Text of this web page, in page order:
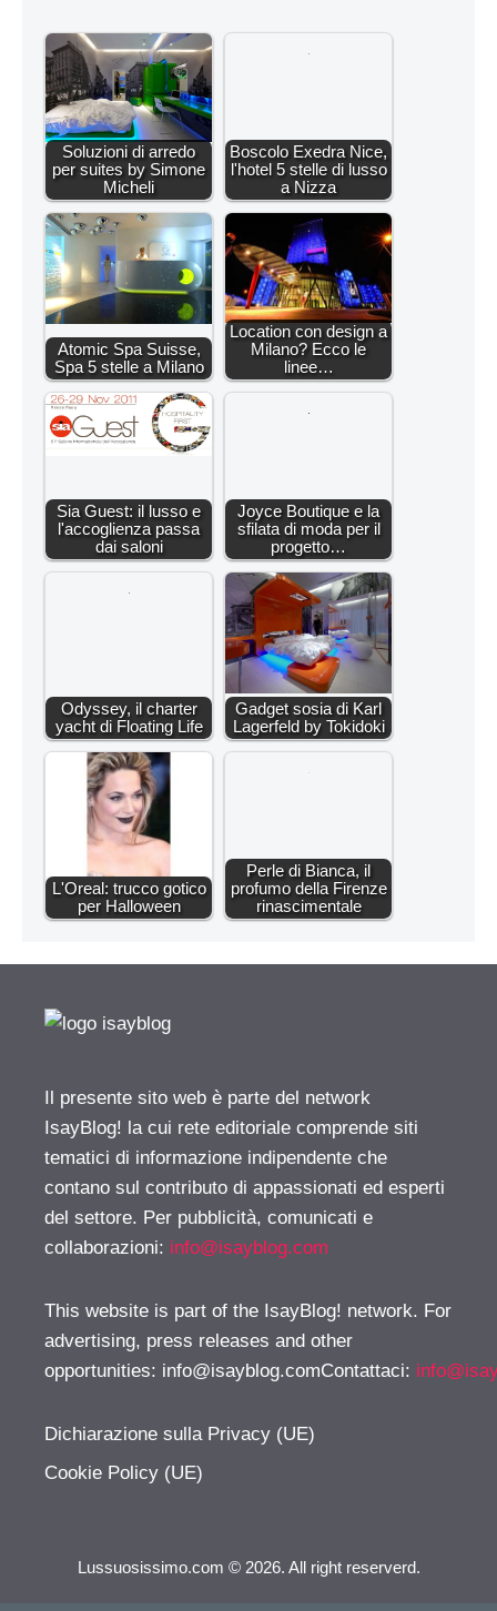
Soluzioni di arredo
per suites by Simone
Micheli
Boscolo Exedra Nice,
l'hotel 5 stelle di lusso
a Nizza
Atomic Spa Suisse,
Spa 5 stelle a Milano
Location con design a
Milano? Ecco le
linee…
Sia Guest: il lusso e
l'accoglienza passa
dai saloni
Joyce Boutique e la
sfilata di moda per il
progetto…
Odyssey, il charter
yacht di Floating Life
Gadget sosia di Karl
Lagerfeld by Tokidoki
L'Oreal: trucco gotico
per Halloween
Perle di Bianca, il
profumo della Firenze
rinascimentale
Il presente sito web è parte del network
IsayBlog! la cui rete editoriale comprende siti
tematici di informazione indipendente che
contano sul contributo di appassionati ed esperti
del settore. Per pubblicità, comunicati e
collaborazioni: info@isayblog.com
This website is part of the IsayBlog! network. For
advertising, press releases and other
opportunities: info@isayblog.comContattaci:
Dichiarazione sulla Privacy (UE)
Cookie Policy (UE)
Lussuosissimo.com © 2026. All right reserverd.